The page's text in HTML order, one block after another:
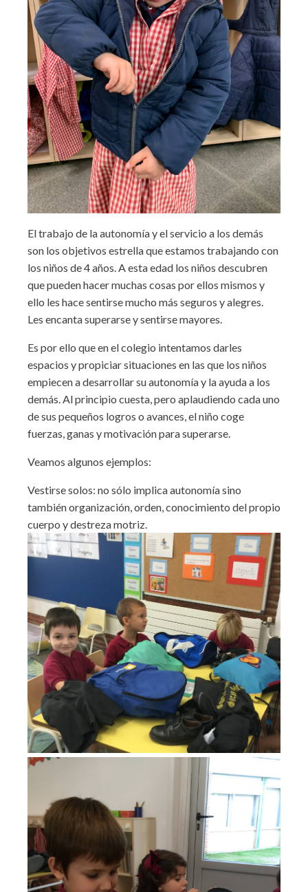
El trabajo de la autonomía y el servicio a los demás
son los objetivos estrella que estamos trabajando con
los niños de 4 años. A esta edad los niños descubren
que pueden hacer muchas cosas por ellos mismos y
ello les hace sentirse mucho más seguros y alegres.
Les encanta superarse y sentirse mayores.
Es por ello que en el colegio intentamos darles
espacios y propiciar situaciones en las que los niños
empiecen a desarrollar su autonomía y la ayuda a los
demás. Al principio cuesta, pero aplaudiendo cada uno
de sus pequeños logros o avances, el niño coge
fuerzas, ganas y motivación para superarse.
Veamos algunos ejemplos:
Vestirse solos: no sólo implica autonomía sino
también organización, orden, conocimiento del propio
cuerpo y destreza motriz.